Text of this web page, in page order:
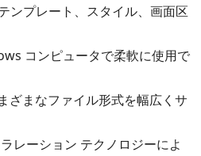
ンプレート、スタイル、画面区
コンピュータで柔軟に使用で
ざまなファイル形式を幅広くサ
レーション テクノロジーによ